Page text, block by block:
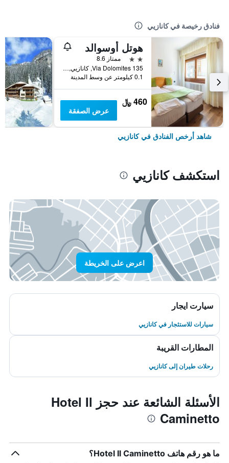
فنادق رخيصة في كانازيي
هوتل أوسوالد
2 نجمتين
ممتاز 8.6
Via Dolomites 135, كانازيي, مقاطعة ترينتو, إيطاليا
0.1 كيلومتر عن وسط المدينة
460 ﷼
عرض الصفقة
شاهد أرخص الفنادق في كانازيي
استكشف كانازيي
اعرض على الخريطة
سيارت ايجار
سيارات للاستئجار في كانازيي
المطارات القريبة
رحلات طيران إلى كانازيي
الأسئلة الشائعة عند حجز Hotel Il
Caminetto
ما هو رقم هاتف Hotel Il Caminetto؟